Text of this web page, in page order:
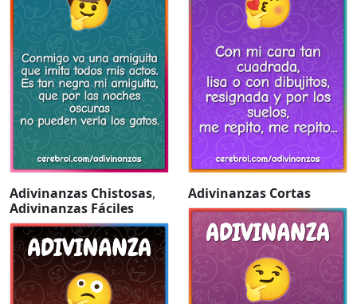
Adivinanzas Chistosas,
Adivinanzas Fáciles
Adivinanzas Cortas